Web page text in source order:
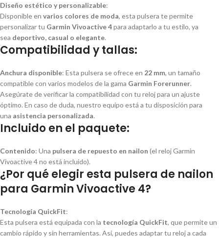
Diseño estético y personalizable:
Disponible en varios colores de moda, esta pulsera te permite
personalizar tu Garmin Vivoactive 4para adaptarlo a tu estilo, ya
sea deportivo, casual o elegante.
Compatibilidad y tallas:
Anchura disponible: Esta pulsera se ofrece en 22 mm, un tamaño
compatible con varios modelos de la gama Garmin Forerunner.
Asegúrate de verificar la compatibilidad con tu reloj para un ajuste
óptimo. En caso de duda, nuestro equipo está a tu disposición para
una asistencia personalizada.
Incluido en el paquete:
Contenido: Una pulsera de repuesto en nailon (el reloj Garmin
Vivoactive 4 no está incluido).
¿Por qué elegir esta pulsera de nailon
para Garmin Vivoactive 4?
Tecnología QuickFit:
Esta pulsera está equipada con la tecnología QuickFit, que permite un
cambio rápido y sin herramientas. Así, puedes adaptar tu reloj a cada